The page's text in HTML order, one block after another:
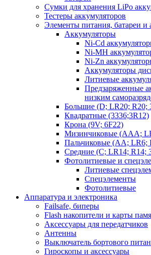
Сумки для хранения LiPo
Тестеры аккумуляторов
Элементы питания, батареи и
Аккумуляторы
Ni-Cd
Ni-MH
Ni-Zn
Аккумуляторы
Литиевые
Предзаряженные
низким
Большие (D; LR20; R20;
Квадратные (3336;3R12)
Крона (9V; 6F22)
Мизинчиковые (AAA;
Пальчиковые (AA; LR6;
Средние (C; LR14; R14;
Фотолитиевые и
Литиевые
Спецэлементы
Фотолитиевые
Аппаратура и электроника
Failsafe, биперы
Flash накопители и карты
Аксессуары для передатчиков
Антенны
Выключатель бортового
Гироскопы и аксессуары